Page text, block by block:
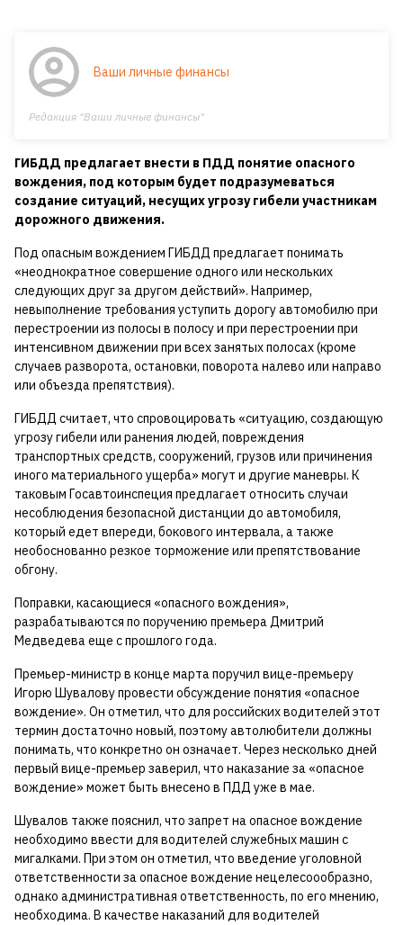
Ваши личные финансы
Редакция "Ваши личные финансы"
ГИБДД предлагает внести в ПДД понятие опасного
вождения, под которым будет подразумеваться
создание ситуаций, несущих угрозу гибели участникам
дорожного движения.
Под опасным вождением ГИБДД предлагает понимать
«неоднократное совершение одного или нескольких
следующих друг за другом действий». Например,
невыполнение требования уступить дорогу автомобилю при
перестроении из полосы в полосу и при перестроении при
интенсивном движении при всех занятых полосах (кроме
случаев разворота, остановки, поворота налево или направо
или объезда препятствия).
ГИБДД считает, что спровоцировать «ситуацию, создающую
угрозу гибели или ранения людей, повреждения
транспортных средств, сооружений, грузов или причинения
иного материального ущерба» могут и другие маневры. К
таковым Госавтоинспеция предлагает относить случаи
несоблюдения безопасной дистанции до автомобиля,
который едет впереди, бокового интервала, а также
необоснованно резкое торможение или препятствование
обгону.
Поправки, касающиеся «опасного вождения»,
разрабатываются по поручению премьера Дмитрий
Медведева еще с прошлого года.
Премьер-министр в конце марта поручил вице-премьеру
Игорю Шувалову провести обсуждение понятия «опасное
вождение». Он отметил, что для российских водителей этот
термин достаточно новый, поэтому автолюбители должны
понимать, что конкретно он означает. Через несколько дней
первый вице-премьер заверил, что наказание за «опасное
вождение» может быть внесено в ПДД уже в мае.
Шувалов также пояснил, что запрет на опасное вождение
необходимо ввести для водителей служебных машин с
мигалками. При этом он отметил, что введение уголовной
ответственности за опасное вождение нецелесоообразно,
однако административная ответственность, по его мнению,
необходима. В качестве наказаний для водителей